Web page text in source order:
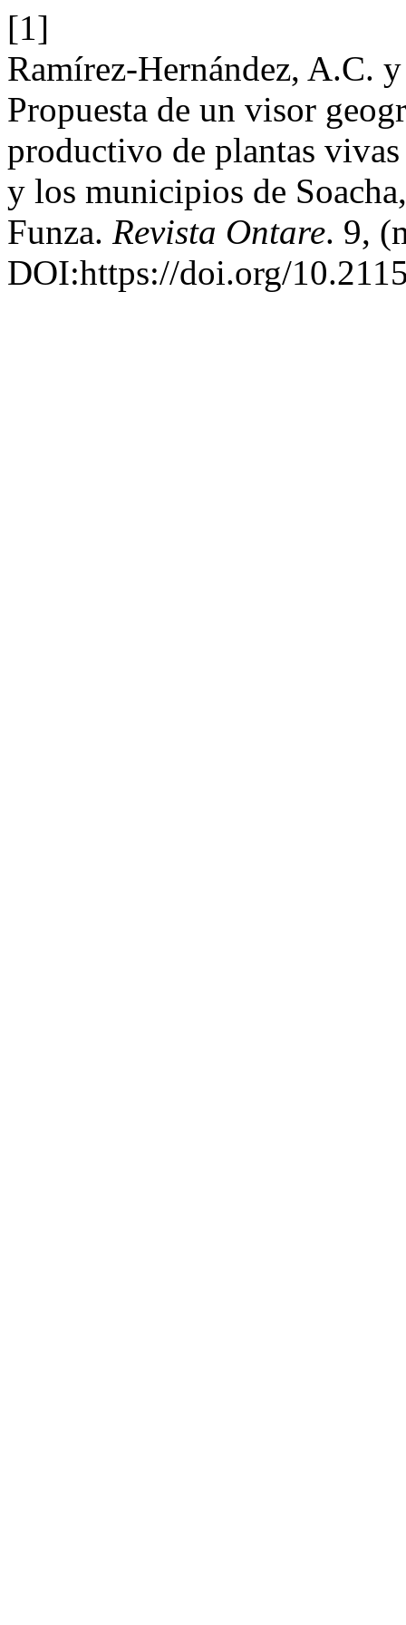
[1]
Ramírez-Hernández, A.C.
Propuesta de un visor
productivo de plantas
y los municipios de
Funza. Revista Ontare. 9,
DOI:https://doi.org/